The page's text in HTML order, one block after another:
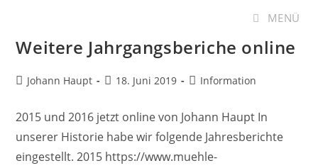
springen
MENÜ
Weitere Jahrgangsberiche online
Beitrags-
Johann Haupt
Beitrag
18. Juni 2019
Beitrags-
Information
2015 und 2016 jetzt online von Johann Haupt In
unserer Historie habe wir folgende Jahresberichte
eingestellt. 2015 https://www.muehle-